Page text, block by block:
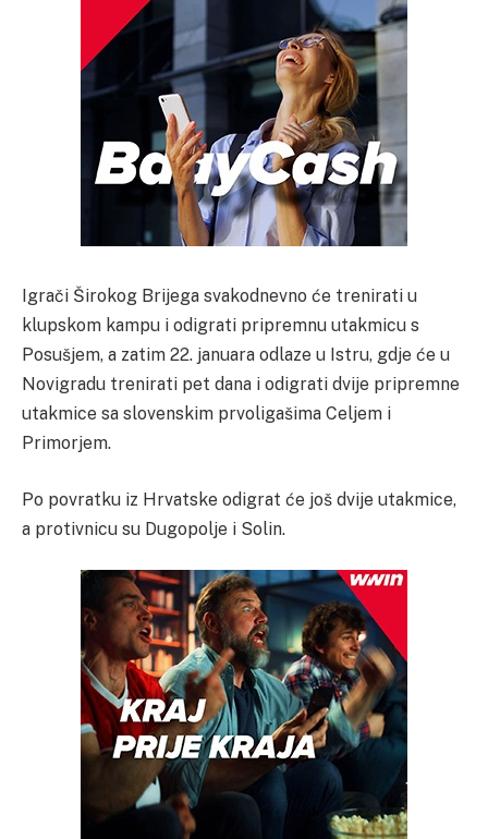
Igrači Širokog Brijega svakodnevno će trenirati u
klupskom kampu i odigrati pripremnu utakmicu s
Posušjem, a zatim 22. januara odlaze u Istru, gdje će u
Novigradu trenirati pet dana i odigrati dvije pripremne
utakmice sa slovenskim prvoligašima Celjem i
Primorjem.
Po povratku iz Hrvatske odigrat će još dvije utakmice,
a protivnicu su Dugopolje i Solin.